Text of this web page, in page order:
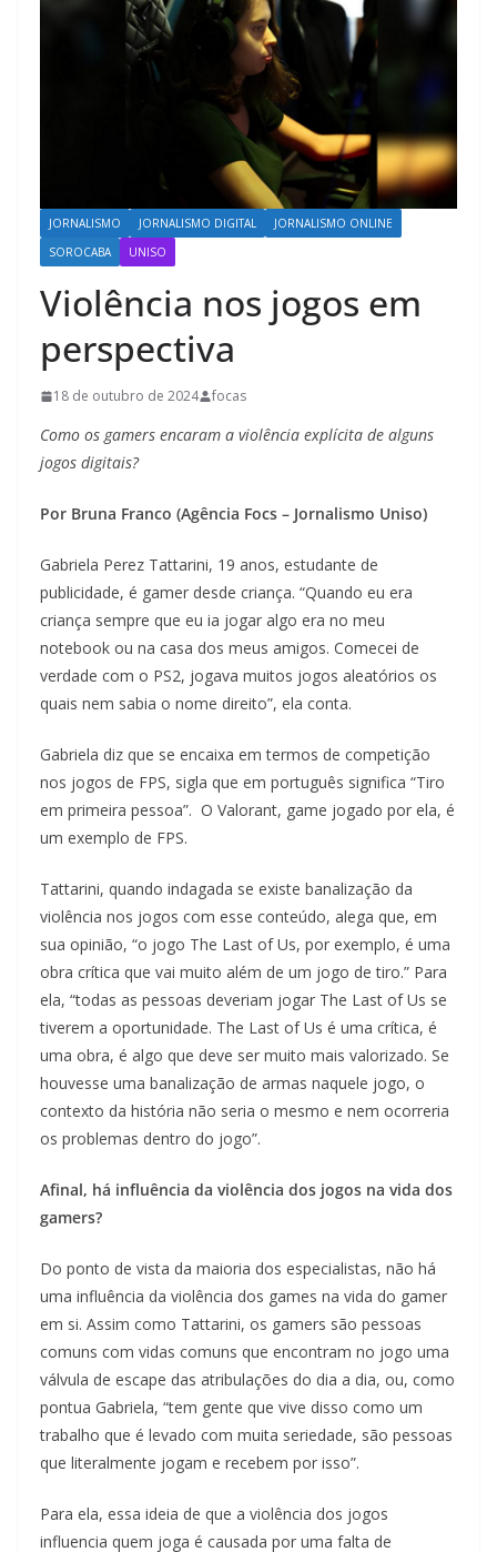
JORNALISMO JORNALISMO DIGITAL
JORNALISMO ONLINE
SOROCABA
UNISO
Violência nos jogos em
perspectiva
18 de outubro de 2024 focas
Como os gamers encaram a violência explícita de alguns
jogos digitais?
Por Bruna Franco (Agência Focs – Jornalismo Uniso)
Gabriela Perez Tattarini, 19 anos, estudante de
publicidade, é gamer desde criança. “Quando eu era
criança sempre que eu ia jogar algo era no meu
notebook ou na casa dos meus amigos. Comecei de
verdade com o PS2, jogava muitos jogos aleatórios os
quais nem sabia o nome direito”, ela conta.
Gabriela diz que se encaixa em termos de competição
nos jogos de FPS, sigla que em português significa “Tiro
em primeira pessoa”. O Valorant, game jogado por ela, é
um exemplo de FPS.
Tattarini, quando indagada se existe banalização da
violência nos jogos com esse conteúdo, alega que, em
sua opinião, “o jogo The Last of Us, por exemplo, é uma
obra crítica que vai muito além de um jogo de tiro.” Para
ela, “todas as pessoas deveriam jogar The Last of Us se
tiverem a oportunidade. The Last of Us é uma crítica, é
uma obra, é algo que deve ser muito mais valorizado. Se
houvesse uma banalização de armas naquele jogo, o
contexto da história não seria o mesmo e nem ocorreria
os problemas dentro do jogo”.
Afinal, há influência da violência dos jogos na vida dos
gamers?
Do ponto de vista da maioria dos especialistas, não há
uma influência da violência dos games na vida do gamer
em si. Assim como Tattarini, os gamers são pessoas
comuns com vidas comuns que encontram no jogo uma
válvula de escape das atribulações do dia a dia, ou, como
pontua Gabriela, “tem gente que vive disso como um
trabalho que é levado com muita seriedade, são pessoas
que literalmente jogam e recebem por isso”.
Para ela, essa ideia de que a violência dos jogos
influencia quem joga é causada por uma falta de